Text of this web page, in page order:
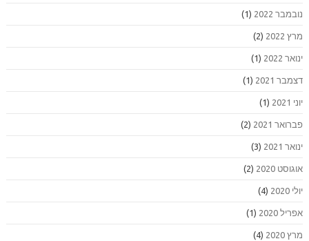
נובמבר 2022 (1)
מרץ 2022 (2)
ינואר 2022 (1)
דצמבר 2021 (1)
יוני 2021 (1)
פברואר 2021 (2)
ינואר 2021 (3)
אוגוסט 2020 (2)
יולי 2020 (4)
אפריל 2020 (1)
מרץ 2020 (4)